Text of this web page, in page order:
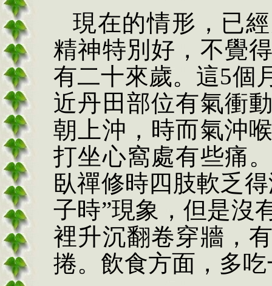
現在的情形，已
精神特別好，不覺
有二十來歲。這5個
近丹田部位有氣衝
朝上沖，時而氣沖
打坐心窩處有些痛
臥禪修時四肢軟乏
子時”現象，但是沒
裡升沉翻卷穿牆，
捲。飲食方面，多